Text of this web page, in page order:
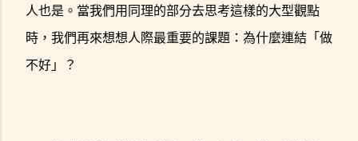
人也是。當我們用同理的部分去思考這樣的大型觀點
時，我們再來想想人際最重要的課題：為什麼連結「做
不好」？